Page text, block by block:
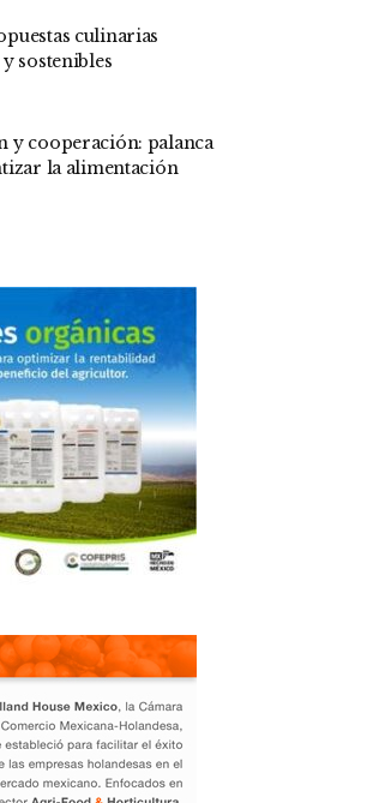
culinarias
sostenibles
y cooperación: palanca
la alimentación